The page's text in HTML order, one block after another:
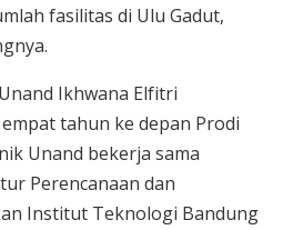
fasilitas di Ulu Gadut,
Ikhwana Elfitri
tahun ke depan Prodi
Unand bekerja sama
Perencanaan dan
Institut Teknologi Bandung